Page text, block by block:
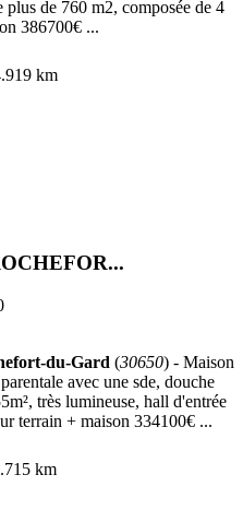
de 760 m2, composée de 4
386700€ ...
km
du-Gard (30650) - Maison
avec une sde, douche
très lumineuse, hall d'entrée
terrain + maison 334100€ ...
km